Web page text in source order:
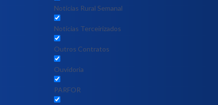
Notícias Rural Semanal
Notícias Terceirizados
Outros Contratos
Ouvidoria
PARFOR